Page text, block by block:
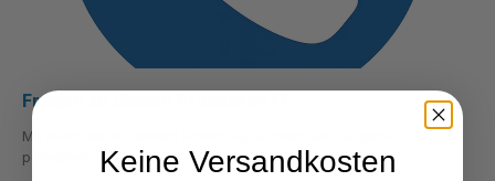
Fragen zu diesen Produkten??
Mit mehr als 30 Jahren Erfahrung beraten wir Sie gerne
persönlich.
Keine Versandkosten